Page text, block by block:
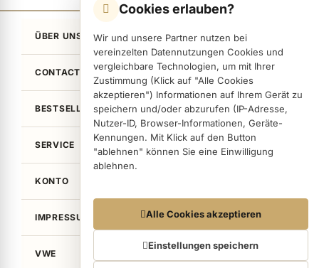
Cookies erlauben?
Wir und unsere Partner nutzen bei
vereinzelten Datennutzungen Cookies und
vergleichbare Technologien, um mit Ihrer
Zustimmung (Klick auf "Alle Cookies
akzeptieren") Informationen auf Ihrem Gerät zu
speichern und/oder abzurufen (IP-Adresse,
Nutzer-ID, Browser-Informationen, Geräte-
Kennungen. Mit Klick auf den Button
"ablehnen" können Sie eine Einwilligung
ablehnen.
Datennutzungen
Wir arbeiten mit Partnern zusammen, die von
Ihrem Endgerät abgerufene Daten
(Trackingdaten) auch zu eigenen Zwecken
Alle Cookies akzeptieren
Einstellungen speichern
ÜBER UNS
CONTACT
BESTSELLER
SERVICE
KONTO
IMPRESSUM / LEGAL
VWE